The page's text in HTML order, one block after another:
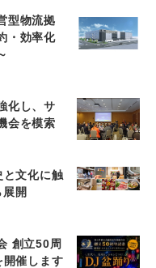
型物流拠
・効率化
化し、サ
会を模索
と文化に触
開
創立50周
催します